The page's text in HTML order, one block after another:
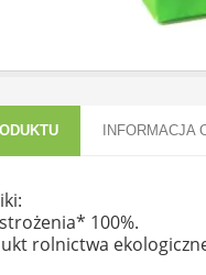
INFORMACJA
100%.
rolnictwa